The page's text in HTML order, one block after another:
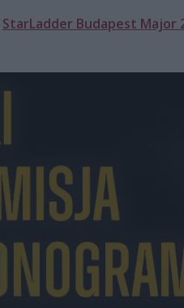
StarLadder Budapest Major